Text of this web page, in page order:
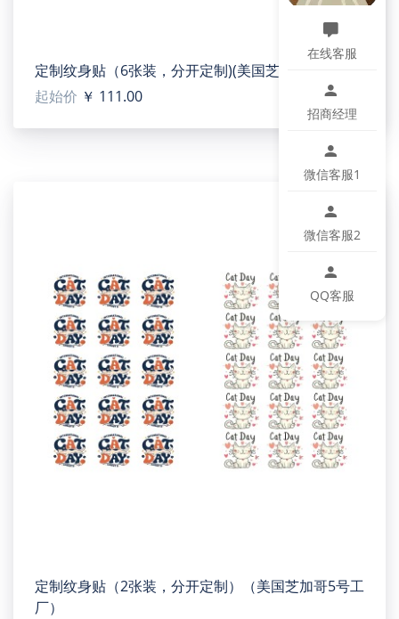
【Product description】This switch/outlet wall plate
is made of flame-retardant PC material with a
smooth, easy-clean surface. Classic white/gray
design suits any wall. Easy to install, durable, and
safe—offering reliable protection for home electrical
【Applicable scenarios】Ideal for indoor walls in
living rooms, bedrooms, kitchens, bathrooms,
offices, hotels, and shops. Covers junction boxes,
secures switches/outlets, and enhances interior
【Designer tip】To ensure the highest quality print,
please note that this product's recommended
uploaded image size in pixels (W x H): 429x 696or
Higher / 150dpi.
定制纹身贴（6张装，分开定制)(美国芝加哥5号工厂)
起始价 ￥ 111.00
定制纹身贴（2张装，分开定制）（美国芝加哥5号工
厂）
在线客服
招商经理
微信客服1
微信客服2
QQ客服